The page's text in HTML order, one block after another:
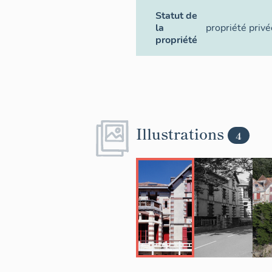
Statut de
la
propriété
propriété
Illustrations 4